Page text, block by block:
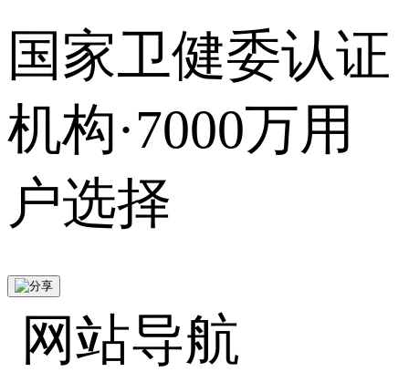
国家卫健委认证
机构·7000万用
户选择
网站导航